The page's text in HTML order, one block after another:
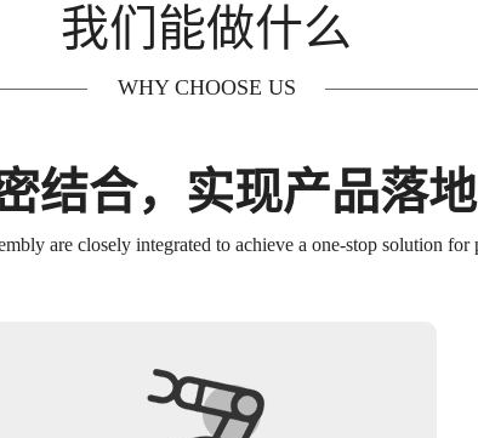
我们能做什么
WHY CHOOSE US
结合，实现产品落
are closely integrated to achieve a one-stop solution